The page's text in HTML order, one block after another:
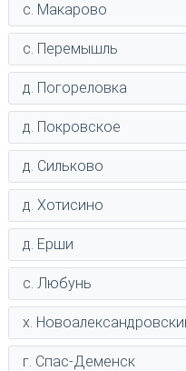
с. Макарово
с. Перемышль
д. Погореловка
д. Покровское
д. Сильково
д. Хотисино
д. Ерши
с. Любунь
х.
г. Спас-Деменск